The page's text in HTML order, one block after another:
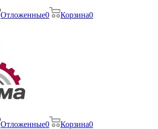
Отложенные0 Корзина0
Отложенные0 Корзина0